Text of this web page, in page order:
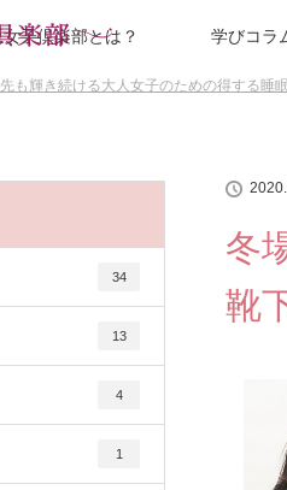
子倶楽部とは？ 学びコラ
も輝き続ける大人女子のための得する睡
冬
靴
34
13
4
1